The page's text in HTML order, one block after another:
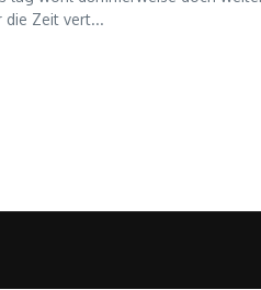
die Zeit vert...